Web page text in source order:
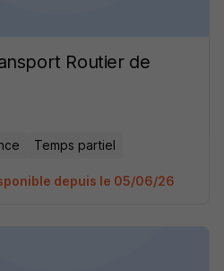
Routier de
Temps partiel
depuis le 05/06/26